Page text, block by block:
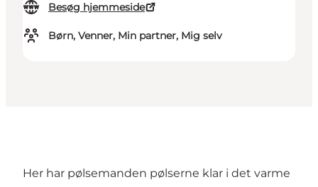
Besøg hjemmeside
Børn, Venner, Min partner, Mig selv
Her har pølsemanden pølserne klar i det varme